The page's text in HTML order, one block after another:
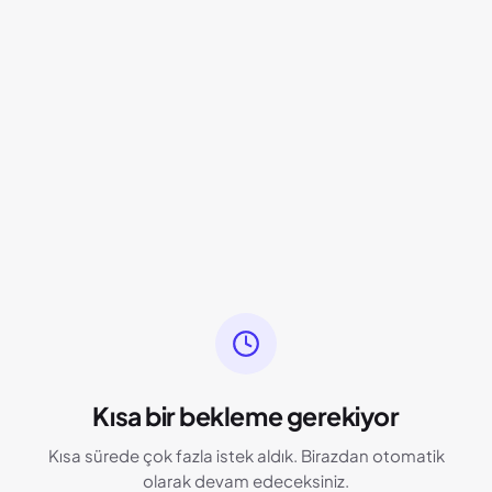
Kısa bir bekleme gerekiyor
Kısa sürede çok fazla istek aldık. Birazdan otomatik
olarak devam edeceksiniz.